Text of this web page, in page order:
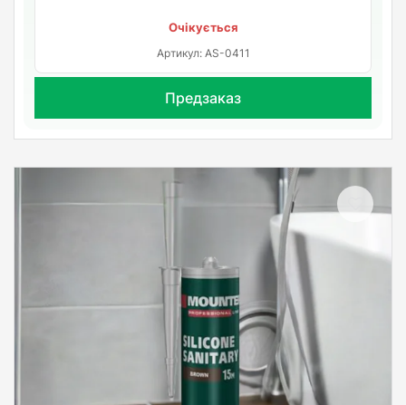
Очікується
Артикул: AS-0411
Предзаказ